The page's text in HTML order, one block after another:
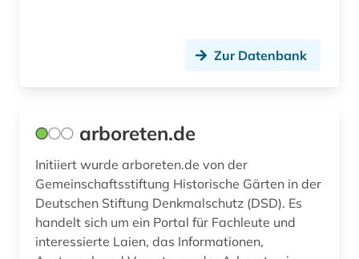
hersteller (1)
high throughput screening (1)
hirnforschung (1)
hochgebirge (1)
Zur Datenbank
arboreten.de
Initiiert wurde arboreten.de von der
Gemeinschaftsstiftung Historische Gärten in der
Deutschen Stiftung Denkmalschutz (DSD). Es
handelt sich um ein Portal für Fachleute und
interessierte Laien, das Informationen,